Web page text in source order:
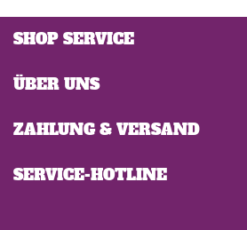
SERVICE-HOTLINE
SHOP SERVICE
ÜBER UNS
ZAHLUNG & VERSAND